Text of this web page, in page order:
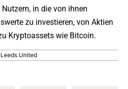
in die von ihnen
zu investieren, von Aktien
Kryptoassets wie Bitcoin.
Leeds United